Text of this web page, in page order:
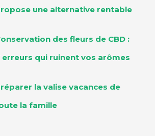
une alternative rentable
des fleurs de CBD :
erreurs qui ruinent vos arômes
la valise vacances de
la famille